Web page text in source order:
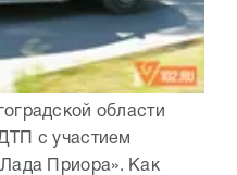
области
с участием
Приора». Как